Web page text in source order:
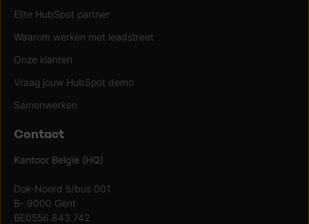
Elite HubSpot partner
Waarom werken met leadstreet
Onze klanten
Vraag jouw HubSpot demo
Samenwerken
Contact
Kantoor Belgïe (HQ)
Dok-Noord 5/bus 001
B- 9000 Gent
BE0556.843.742